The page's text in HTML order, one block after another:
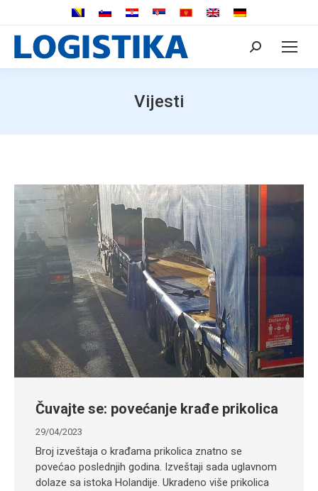
Search:
Vijesti
Čuvajte se: povećanje krađe prikolica
29/04/2023
Broj izveštaja o krađama prikolica znatno se
povećao poslednjih godina. Izveštaji sada uglavnom
dolaze sa istoka Holandije. Ukradeno više prikolica